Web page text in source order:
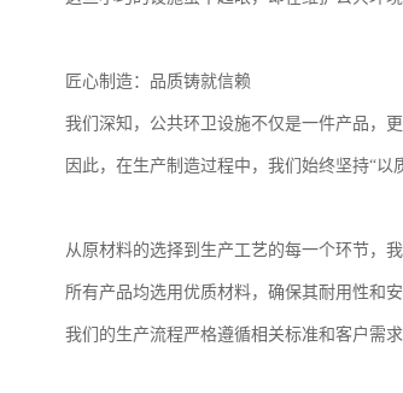
匠心制造：品质铸就信赖
我们深知，公共环卫设施不仅是一件产品，
因此，在生产制造过程中，我们始终坚持“
从原材料的选择到生产工艺的每一个环节，我
所有产品均选用优质材料，确保其耐用性和安
我们的生产流程严格遵循相关标准和客户需